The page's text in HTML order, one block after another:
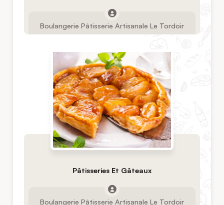
Boulangerie Pâtisserie Artisanale Le Tordoir
Pâtisseries Et Gâteaux
Boulangerie Pâtisserie Artisanale Le Tordoir